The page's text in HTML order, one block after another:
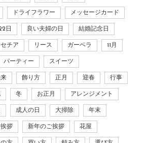
ドライフラワー メッセージカード
日 良い夫婦の日 結婚記念日
チア リース ガーベラ 11月
パーティー スイーツ
飾り方 正月 迎春 行事
冬 お正月 アレンジメント
成人の日 大掃除 年末
拶 新年のご挨拶 花屋